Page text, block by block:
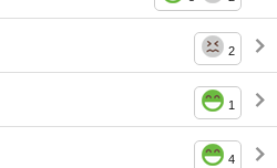
2
1
4